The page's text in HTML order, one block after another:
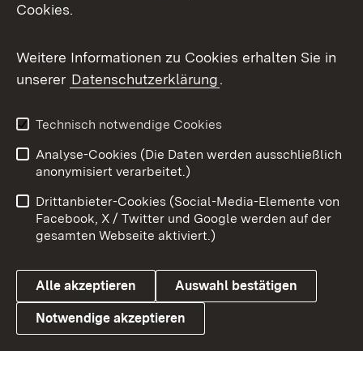
X / Twitter
Youtube
Link zum Landesportal
Impressum
Kontakt
Barrierefreiheit
Datenschutz
Cookies
Cookies.
Weitere Informationen zu Cookies erhalten Sie in
unserer Datenschutzerklärung.
Technisch notwendige Cookies
Analyse-Cookies (Die Daten werden ausschließlich
anonymisiert verarbeitet.)
Drittanbieter-Cookies (Social-Media-Elemente von
Facebook, X / Twitter und Google werden auf der
gesamten Webseite aktiviert.)
Alle akzeptieren Auswahl bestätigen
Notwendige akzeptieren